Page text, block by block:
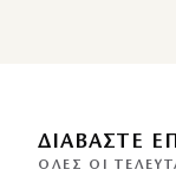
ΔΙΑΒΑΣΤΕ
ΌΛΕΣ ΟΙ